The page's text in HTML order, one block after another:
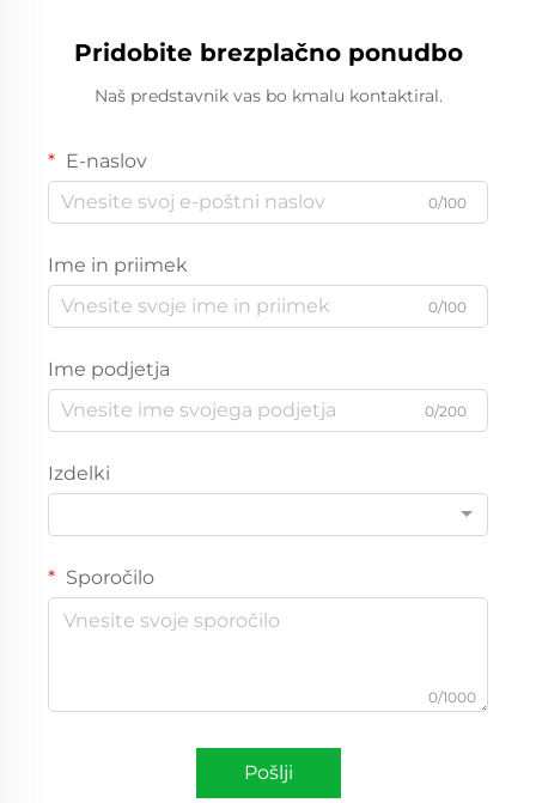
Pridobite brezplačno ponudbo
Naš predstavnik vas bo kmalu kontaktiral.
E-naslov
0/100
Ime in priimek
0/100
Ime podjetja
0/200
Izdelki
Sporočilo
0/1000
Pošlji